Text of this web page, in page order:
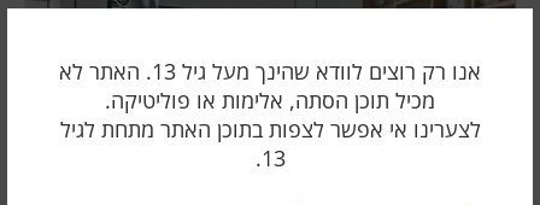
אנו רק רוצים לוודא שהינך מעל גיל 13. האתר לא
מכיל תוכן הסתה, אלימות או פוליטיקה.
לצערינו אי אפשר לצפות בתוכן האתר מתחת לגיל
13.